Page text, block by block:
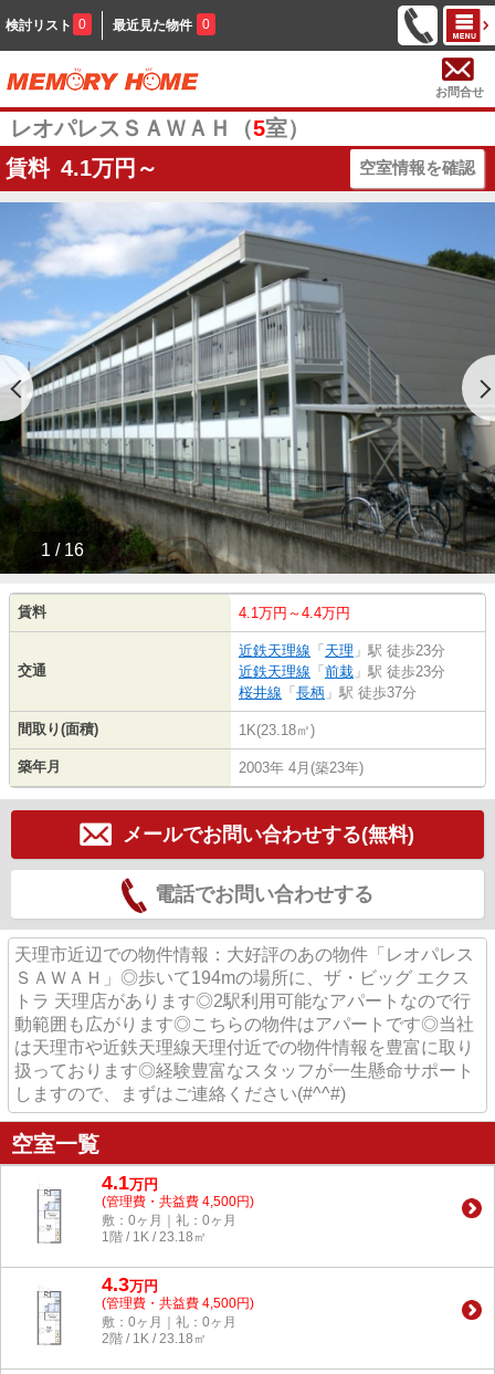
検討リスト 0 最近見た物件 0
お問合せ
レオパレスＳＡＷＡＨ（5室）
賃料 4.1万円～ 空室情報を確認
1 / 16
賃料 4.1万円～4.4万円
交通
近鉄天理線 「 天理 」駅 徒歩23分
近鉄天理線 「 前栽 」駅 徒歩23分
桜井線 「 長柄 」駅 徒歩37分
間取り(面積) 1K(23.18㎡)
築年月 2003年 4月(築23年)
メールでお問い合わせする(無料)
電話でお問い合わせする
天理市近辺での物件情報：大好評のあの物件「レオパレス
ＳＡＷＡＨ」◎歩いて194mの場所に、ザ・ビッグ エクス
トラ 天理店があります◎2駅利用可能なアパートなので行
動範囲も広がります◎こちらの物件はアパートです◎当社
は天理市や近鉄天理線天理付近での物件情報を豊富に取り
扱っております◎経験豊富なスタッフが一生懸命サポート
しますので、まずはご連絡ください(#^^#)
空室一覧
4.1万円
(管理費・共益費 4,500円)
敷：0ヶ月｜礼：0ヶ月
1階 / 1K / 23.18㎡
4.3万円
(管理費・共益費 4,500円)
敷：0ヶ月｜礼：0ヶ月
2階 / 1K / 23.18㎡